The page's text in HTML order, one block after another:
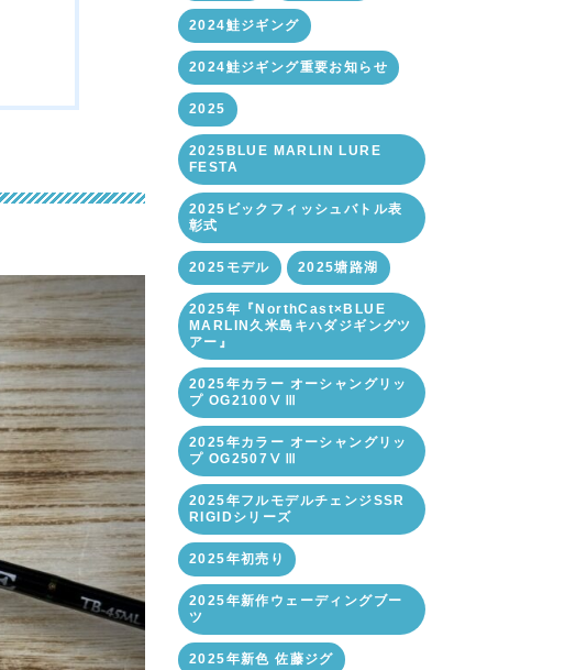
2024鮭ジギング
2024鮭ジギング重要お知らせ
2025
2025BLUE MARLIN LURE
FESTA
2025ビックフィッシュバトル表
彰式
2025モデル 2025塘路湖
2025年『NorthCast×BLUE
MARLIN久米島キハダジギングツ
アー』
2025年カラー オーシャングリッ
プ OG2100ⅤⅢ
2025年カラー オーシャングリッ
プ OG2507ⅤⅢ
2025年フルモデルチェンジSSR
RIGIDシリーズ
2025年初売り
2025年新作ウェーディングブー
ツ
2025年新色 佐藤ジグ